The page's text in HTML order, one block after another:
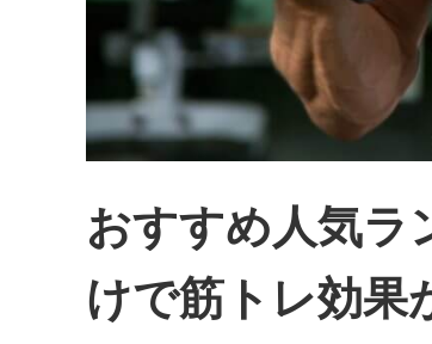
おすすめ人気ラ
けで筋トレ効果